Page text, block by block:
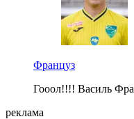
Француз
Гооол!!!! Василь
реклама